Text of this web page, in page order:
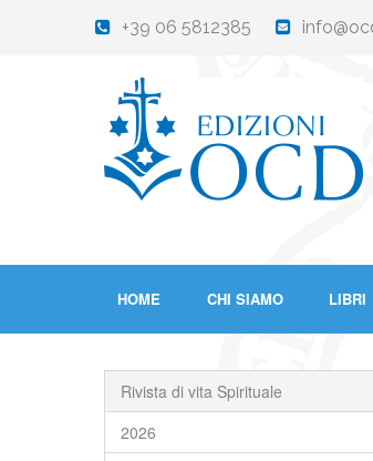
+39 06 5812385
HOME CHI SIAMO LIBRI
Rivista di vita Spirituale
2026